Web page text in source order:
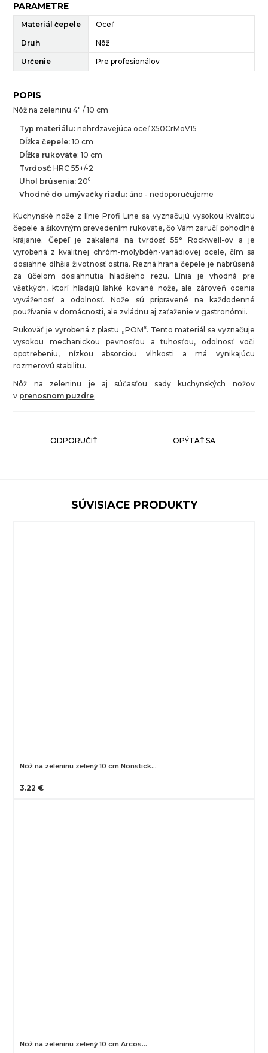
PARAMETRE
Materiál čepele Oceľ
Druh Nôž
Určenie Pre profesionálov
POPIS
Nôž na zeleninu 4" / 10 cm
Typ materiálu:nehrdzavejúca oceľ X50CrMoV15
Dĺžka čepele:10 cm
Dĺžka rukoväte: 10 cm
Tvrdosť: HRC 55+/-2
Uhol brúsenia: 20⁰
Vhodné do umývačky riadu: áno - nedoporučujeme
Kuchynské nože z línie Profi Line sa vyznačujú vysokou kvalitou
čepele a šikovným prevedením rukoväte, čo Vám zaručí pohodlné
krájanie. Čepeľ je zakalená na tvrdosť 55° Rockwell-ov a je
vyrobená z kvalitnej chróm-molybdén-vanádiovej ocele, čím sa
dosiahne dlhšia životnosť ostria. Rezná hrana čepele je nabrúsená
za účelom dosiahnutia hladšieho rezu. Línia je vhodná pre
všetkých, ktorí hľadajú ľahké kované nože, ale zároveň ocenia
vyváženosť a odolnosť. Nože sú pripravené na každodenné
používanie v domácnosti, ale zvládnu aj zaťaženie v gastronómii.
Rukoväť je vyrobená z plastu „POM“. Tento materiál sa vyznačuje
vysokou mechanickou pevnosťou a tuhosťou, odolnosť voči
opotrebeniu, nízkou absorciou vlhkosti a má vynikajúcu
rozmerovú stabilitu.
Nôž na zeleninu je aj súčasťou sady kuchynských nožov
v prenosnom puzdre.
ODPORUČIŤ OPÝTAŤ SA
SÚVISIACE PRODUKTY
Nôž na zeleninu zelený 10 cm Nonstick…
3.22 €
Nôž na zeleninu zelený 10 cm Arcos…